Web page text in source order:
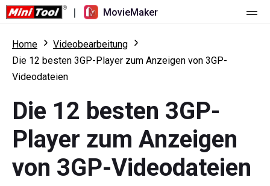
| MovieMaker
Startseite
Preise
Was ist neu
Übersicht
Mehrspurbearbeitung
Ressourcen
Benutzerhandbuch
Tricks für Videobearbeitung
Video-Tools
Bildschirm-Rekorder
Home
Videobearbeitung
Die 12 besten 3GP-Player zum Anzeigen von 3GP-
Videodateien
Die 12 besten 3GP-
Player zum Anzeigen
von 3GP-Videodateien